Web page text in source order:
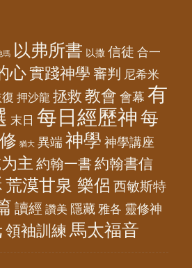
瑪 以弗所書 以撒 信徒 合一
心實踐神學 審判 尼希米
押沙龍 拯救 教會 會幕 有
末日 每日經歷神 每
猶大 異端 神學 神學講座
主 約翰一書 約翰書信
荒漠甘泉 樂侶 西敏斯特
讀經 讚美 隱藏 雅各 靈修神
領袖訓練 馬太福音